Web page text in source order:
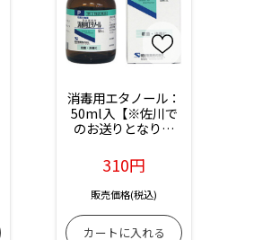
消毒用エタノール：
50ml入【※佐川で
のお送りとなりま
は船便となります】
310円
販売価格(税込)